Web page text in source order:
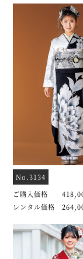
No.3134
ご購入価格
レンタル価格